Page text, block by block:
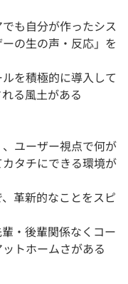
も自分が作ったシス
の生の声・反応」を
を積極的に導入して
る風土がある
ユーザー視点で何が
タチにできる環境が
革新的なことをスピ
・後輩関係なくコー
トホームさがある